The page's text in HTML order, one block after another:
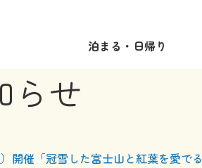
泊まる・日帰り
らせ
開催「冠雪した富士山と紅葉を愛でる